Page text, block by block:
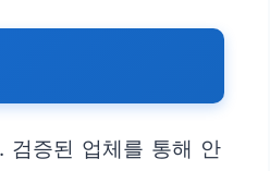
검증된 업체를 통해 안